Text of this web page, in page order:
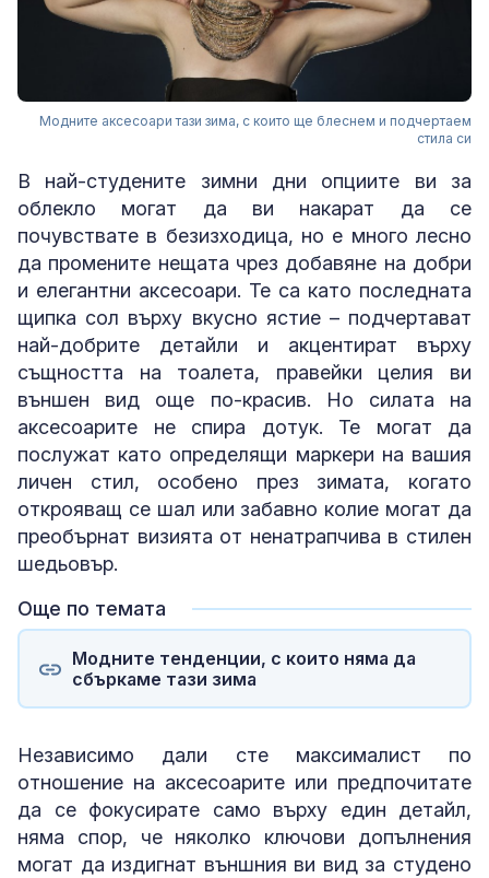
Модните аксесоари тази зима, с които ще блеснем и подчертаем
стила си
В най-студените зимни дни опциите ви за
облекло могат да ви накарат да се
почувствате в безизходица, но е много лесно
да промените нещата чрез добавяне на добри
и елегантни аксесоари. Те са като последната
щипка сол върху вкусно ястие – подчертават
най-добрите детайли и акцентират върху
същността на тоалета, правейки целия ви
външен вид още по-красив. Но силата на
аксесоарите не спира дотук. Те могат да
послужат като определящи маркери на вашия
личен стил, особено през зимата, когато
открояващ се шал или забавно колие могат да
преобърнат визията от ненатрапчива в стилен
шедьовър.
Още по темата
Модните тенденции, с които няма да
сбъркаме тази зима
Независимо дали сте максималист по
отношение на аксесоарите или предпочитате
да се фокусирате само върху един детайл,
няма спор, че няколко ключови допълнения
могат да издигнат външния ви вид за студено